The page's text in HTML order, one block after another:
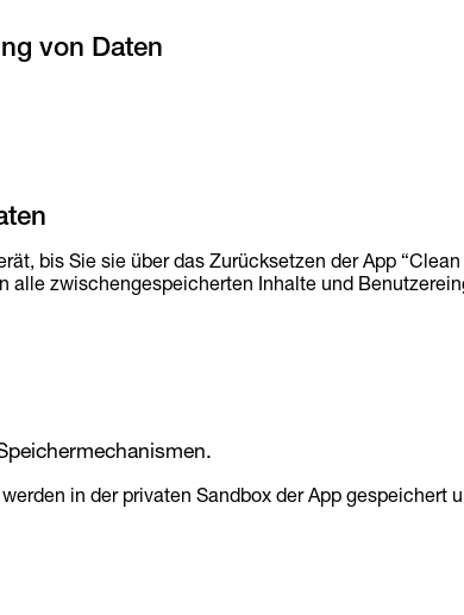
von Daten
bis Sie sie über das Zurücksetzen der App
alle zwischengespeicherten Inhalte und
in der privaten Sandbox der App gespeichert